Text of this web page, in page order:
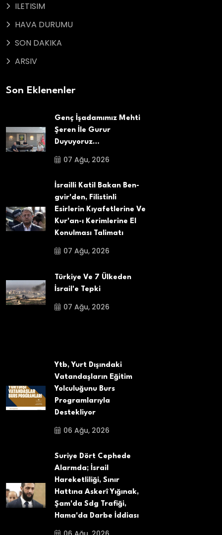
ILETISIM
HAVA DURUMU
SON DAKIKA
ARSIV
Son Eklenenler
Genç İşadamımız Mehti
Şeren İle Gurur
Duyuyoruz…
07 Ağu, 2026
İsrailli Katil Bakan Ben-
gvir'den, Filistinli
Esirlerin Kıyafetlerine Ve
Kur'an-ı Kerimlerine El
Konulması Talimatı
07 Ağu, 2026
Türkiye Ve 7 Ülkeden
İsrail'e Tepki
07 Ağu, 2026
Ytb, Yurt Dışındaki
Vatandaşların Eğitim
Yolculuğunu Burs
Programlarıyla
Destekliyor
06 Ağu, 2026
Suriye Dört Cephede
Alarmda; İsrail
Hareketliliği, Sınır
Hattına Askerî Yığınak,
Şam'da Sdg Trafiği,
Hama'da Darbe İddiası